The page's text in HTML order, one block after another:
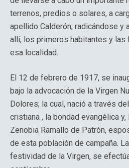
terrenos, predios o solares, a
apellido Calderón; radicándose y
allí, los primeros habitantes y las
esa localidad.
El 12 de febrero de 1917, se
bajo la advocación de la Virgen
Dolores; la cual, nació a través
cristiana , la bondad evangélica
Zenobia Ramallo de Patrón,
de esta población de campaña.
festividad de la Virgen, se